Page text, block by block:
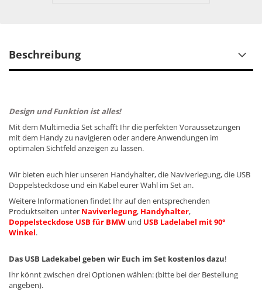
Beschreibung
Design und Funktion ist alles!
Mit dem Multimedia Set schafft Ihr die perfekten Voraussetzungen
mit dem Handy zu navigieren oder andere Anwendungen im
optimalen Sichtfeld anzeigen zu lassen.
Wir bieten euch hier unseren Handyhalter, die Naviverlegung, die USB
Doppelsteckdose und ein Kabel eurer Wahl im Set an.
Weitere Informationen findet Ihr auf den entsprechenden
Produktseiten unter Naviverlegung, Handyhalter,
Doppelsteckdose USB für BMW und USB Ladelabel mit 90°
Winkel.
Das USB Ladekabel geben wir Euch im Set kostenlos dazu!
Ihr könnt zwischen drei Optionen wählen: (bitte bei der Bestellung
angeben).